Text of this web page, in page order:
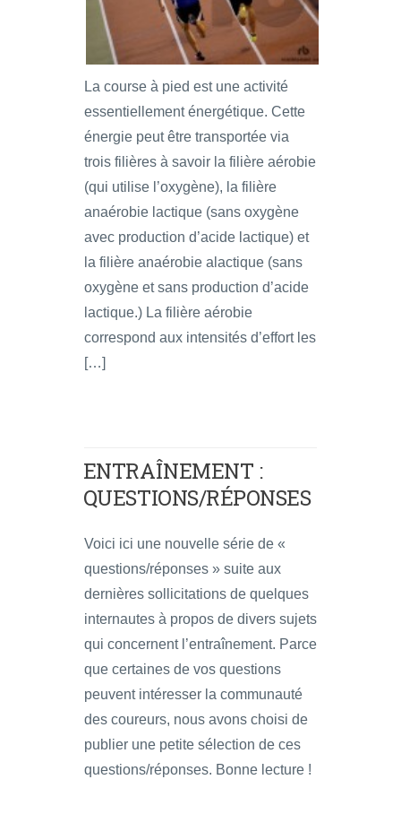
La course à pied est une activité
essentiellement énergétique. Cette
énergie peut être transportée via
trois filières à savoir la filière aérobie
(qui utilise l’oxygène), la filière
anaérobie lactique (sans oxygène
avec production d’acide lactique) et
la filière anaérobie alactique (sans
oxygène et sans production d’acide
lactique.) La filière aérobie
correspond aux intensités d’effort les
[…]
ENTRAÎNEMENT :
QUESTIONS/RÉPONSES
Voici ici une nouvelle série de «
questions/réponses » suite aux
dernières sollicitations de quelques
internautes à propos de divers sujets
qui concernent l’entraînement. Parce
que certaines de vos questions
peuvent intéresser la communauté
des coureurs, nous avons choisi de
publier une petite sélection de ces
questions/réponses. Bonne lecture !